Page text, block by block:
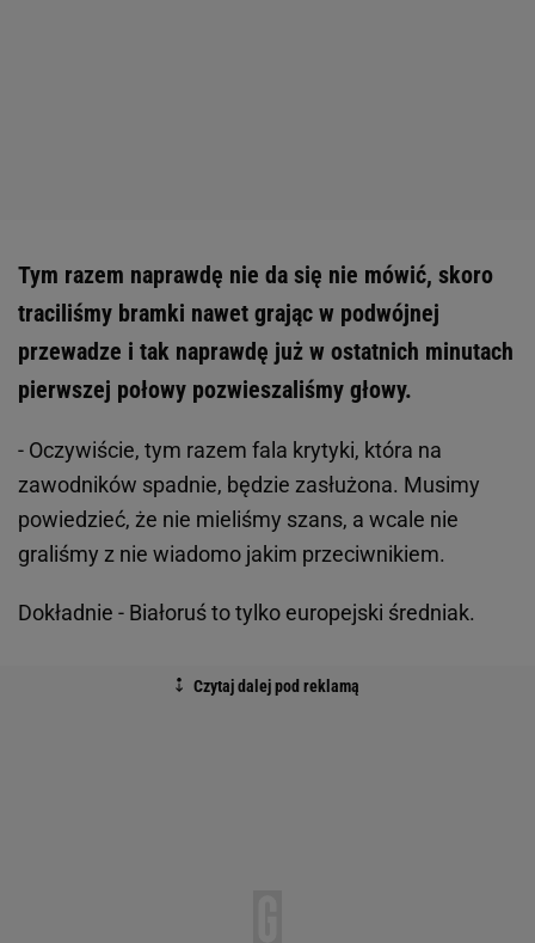
Tym razem naprawdę nie da się nie mówić, skoro
traciliśmy bramki nawet grając w podwójnej
przewadze i tak naprawdę już w ostatnich minutach
pierwszej połowy pozwieszaliśmy głowy.
- Oczywiście, tym razem fala krytyki, która na
zawodników spadnie, będzie zasłużona. Musimy
powiedzieć, że nie mieliśmy szans, a wcale nie
graliśmy z nie wiadomo jakim przeciwnikiem.
Dokładnie - Białoruś to tylko europejski średniak.